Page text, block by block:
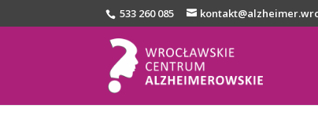
533 260 085